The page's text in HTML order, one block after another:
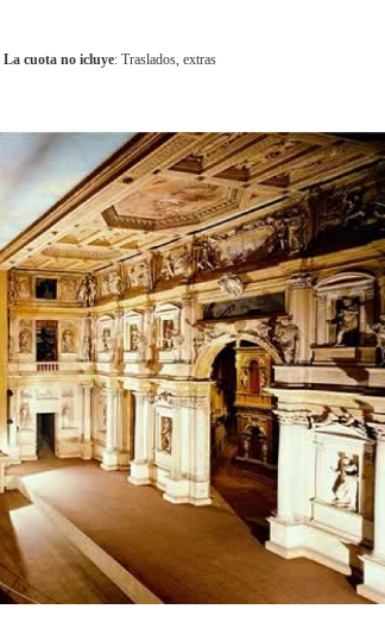
La cuota no icluye: Traslados, extras